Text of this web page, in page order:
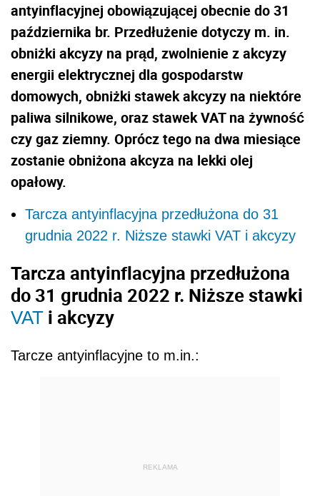
antyinflacyjnej obowiązującej obecnie do 31
października br. Przedłużenie dotyczy m. in.
obniżki akcyzy na prąd, zwolnienie z akcyzy
energii elektrycznej dla gospodarstw
domowych, obniżki stawek akcyzy na niektóre
paliwa silnikowe, oraz stawek VAT na żywność
czy gaz ziemny. Oprócz tego na dwa miesiące
zostanie obniżona akcyza na lekki olej
opałowy.
Tarcza antyinflacyjna przedłużona do 31
grudnia 2022 r. Niższe stawki VAT i akcyzy
Tarcza antyinflacyjna przedłużona
do 31 grudnia 2022 r. Niższe stawki
VAT i akcyzy
Tarcze antyinflacyjne to m.in.:
REKLAMA